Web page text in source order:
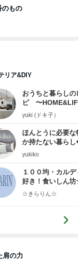
のもの
リア&DIY
おうちと暮らしの
ピ 〜
yuki (ドキ子）
ほんとうに必要な
か持たない暮ら
ep Life Simple◆
yukiko
１００均・カルデ
好き！食いしん
らりん☆のブログ
☆きらりん☆
肩の力